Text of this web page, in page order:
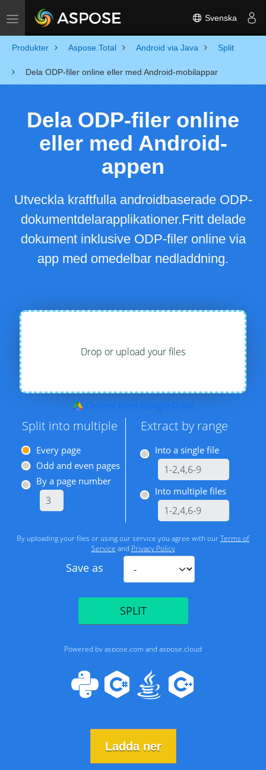
Toggle navigation Svenska
Produkter Aspose.Total Android via Java Split
Dela ODP-filer online eller med Android-mobilappar
Dela ODP-filer online
eller med Android-
appen
Utveckla kraftfulla androidbaserade ODP-
dokumentdelarapplikationer.Fritt delade
dokument inklusive ODP-filer online via
app med omedelbar nedladdning.
Ladda ner